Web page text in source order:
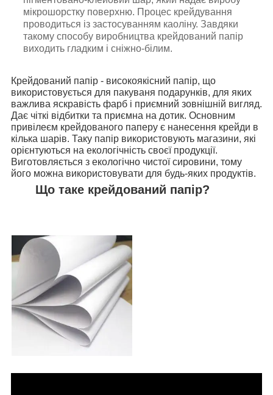
Що таке крейдований папір?
Крейдований папір - високоякісний папір, що
використовується для пакуваня подарунків, для яких
важлива яскравість фарб і приємний зовнішній вигляд.
Дає чіткі відбитки та приємна на дотик. Основним
привілеєм крейдованого паперу є нанесення крейди в
кілька шарів. Таку папір використовують магазини, які
орієнтуються на екологічність своєї продукції.
Виготовляється з екологічно чистої сировини, тому
його можна використовувати для будь-яких продуктів.
мікрошорстку поверхню. Процес крейдування
проводиться із застосуванням каоліну. Завдяки
такому способу виробництва крейдований папір
виходить гладким і сніжно-білим.